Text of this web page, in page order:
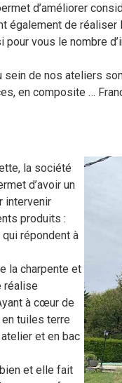
d’améliorer
également de
vous le nombre
de nos ateliers
en composite …
la société
d’avoir un
intervenir
produits :
répondent à
la charpente et
réalise
à cœur de
tuiles terre
et en bac
et elle fait